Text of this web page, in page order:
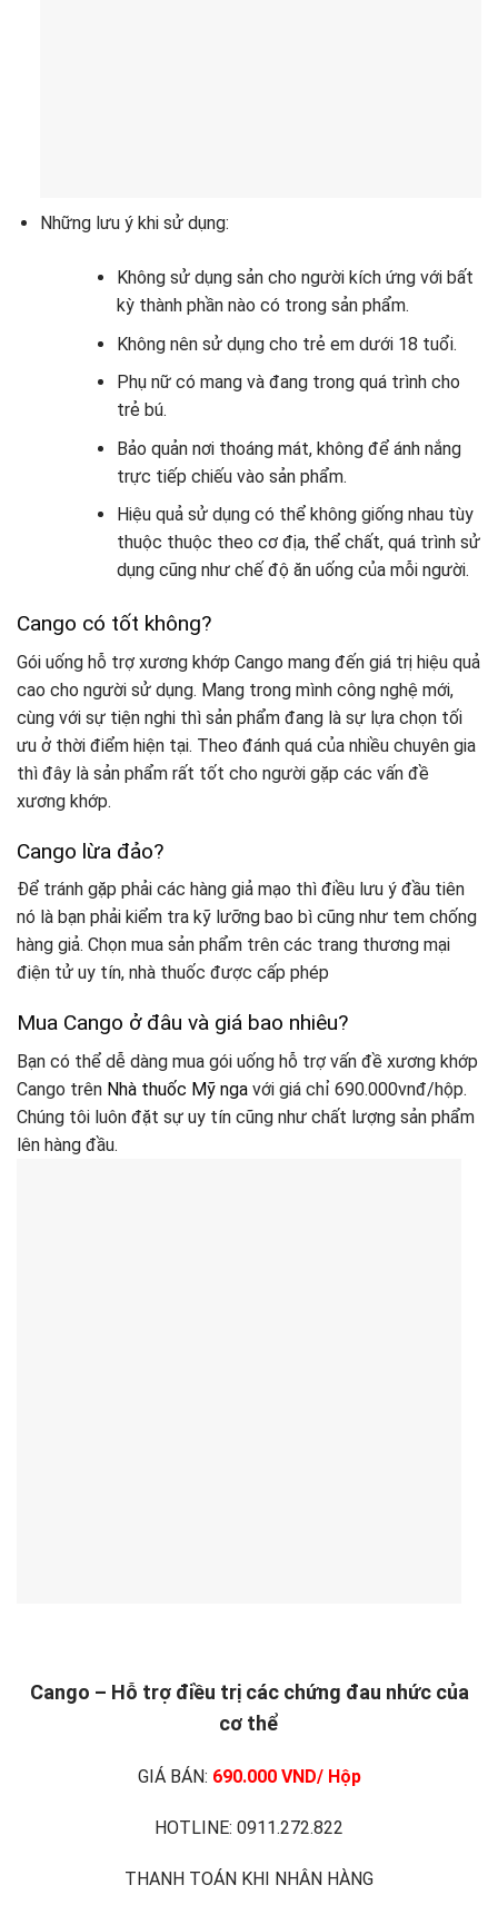
Những lưu ý khi sử dụng:
Không sử dụng sản cho người kích ứng với bất
kỳ thành phần nào có trong sản phẩm.
Không nên sử dụng cho trẻ em dưới 18 tuổi.
Phụ nữ có mang và đang trong quá trình cho
trẻ bú.
Bảo quản nơi thoáng mát, không để ánh nắng
trực tiếp chiếu vào sản phẩm.
Hiệu quả sử dụng có thể không giống nhau tùy
thuộc thuộc theo cơ địa, thể chất, quá trình sử
dụng cũng như chế độ ăn uống của mỗi người.
Cango có tốt không?
Gói uống hỗ trợ xương khớp Cango mang đến giá trị hiệu quả
cao cho người sử dụng. Mang trong mình công nghệ mới,
cùng với sự tiện nghi thì sản phẩm đang là sự lựa chọn tối
ưu ở thời điểm hiện tại. Theo đánh quá của nhiều chuyên gia
thì đây là sản phẩm rất tốt cho người gặp các vấn đề
xương khớp.
Cango lừa đảo?
Để tránh gặp phải các hàng giả mạo thì điều lưu ý đầu tiên
nó là bạn phải kiểm tra kỹ lưỡng bao bì cũng như tem chống
hàng giả. Chọn mua sản phẩm trên các trang thương mại
điện tử uy tín, nhà thuốc được cấp phép
Mua Cango ở đâu và giá bao nhiêu?
Bạn có thể dễ dàng mua gói uống hỗ trợ vấn đề xương khớp
Cango trên Nhà thuốc Mỹ nga với giá chỉ 690.000vnđ/hộp.
Chúng tôi luôn đặt sự uy tín cũng như chất lượng sản phẩm
lên hàng đầu.
Cango – Hỗ trợ điều trị các chứng đau nhức của
cơ thể
GIÁ BÁN: 690.000 VND/ Hộp
HOTLINE: 0911.272.822
THANH TOÁN KHI NHÂN HÀNG